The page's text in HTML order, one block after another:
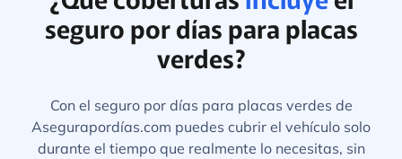
seguro por días para placas
verdes?
Con el seguro por días para placas verdes de
Asegurapordías.com puedes cubrir el vehículo solo
durante el tiempo que realmente lo necesitas, sin